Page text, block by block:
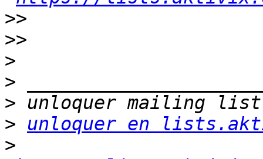
>>
>>
>
>
>
>
unloquer en
>